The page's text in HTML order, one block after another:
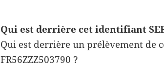
Qui est derrière cet identifiant
Qui est derrière un prélèvement de
FR56ZZZ503790 ?